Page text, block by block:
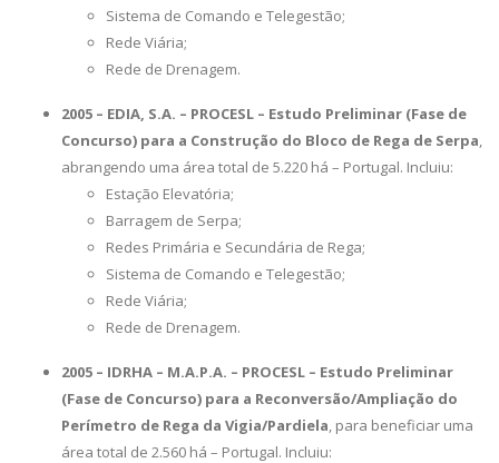
Sistema de Comando e Telegestão;
Rede Viária;
Rede de Drenagem.
2005 – EDIA, S.A. – PROCESL – Estudo Preliminar (Fase de
Concurso) para a Construção do Bloco de Rega de Serpa,
abrangendo uma área total de 5.220 há – Portugal. Incluiu:
Estação Elevatória;
Barragem de Serpa;
Redes Primária e Secundária de Rega;
Sistema de Comando e Telegestão;
Rede Viária;
Rede de Drenagem.
2005 – IDRHA – M.A.P.A. – PROCESL – Estudo Preliminar
(Fase de Concurso) para a Reconversão/Ampliação do
Perímetro de Rega da Vigia/Pardiela, para beneficiar uma
área total de 2.560 há – Portugal. Incluiu: